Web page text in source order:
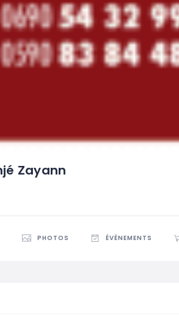
Zayann
PHOTOS ÉVÈNEMENTS